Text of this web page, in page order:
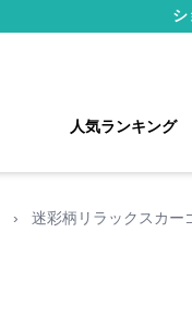
シ
人気ランキング
› 迷彩柄リラックスカー